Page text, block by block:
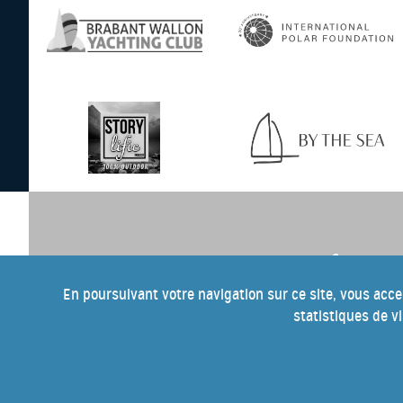
En poursuivant votre navigation sur ce site, vous
statistiques de
Pour tout savoir sur cette 10e
the Blue, inscrivez-vous à notre